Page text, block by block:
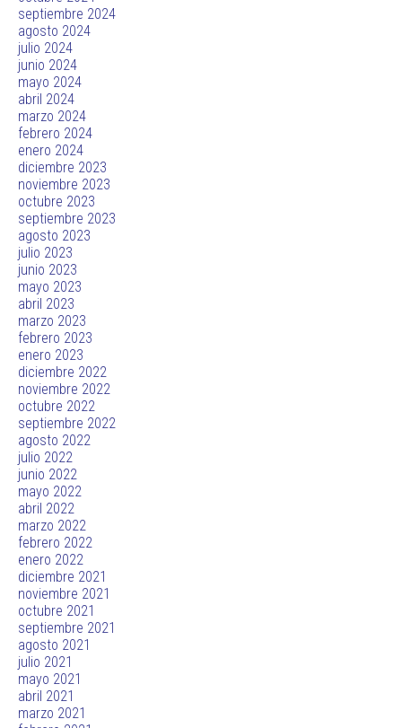
septiembre 2024
agosto 2024
julio 2024
junio 2024
mayo 2024
abril 2024
marzo 2024
febrero 2024
enero 2024
diciembre 2023
noviembre 2023
octubre 2023
septiembre 2023
agosto 2023
julio 2023
junio 2023
mayo 2023
abril 2023
marzo 2023
febrero 2023
enero 2023
diciembre 2022
noviembre 2022
octubre 2022
septiembre 2022
agosto 2022
julio 2022
junio 2022
mayo 2022
abril 2022
marzo 2022
febrero 2022
enero 2022
diciembre 2021
noviembre 2021
octubre 2021
septiembre 2021
agosto 2021
julio 2021
mayo 2021
abril 2021
marzo 2021